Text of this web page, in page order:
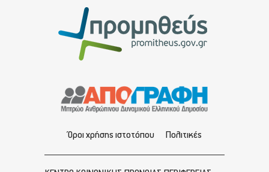
Όροι χρήσης ιστοτόπου Πολιτικές